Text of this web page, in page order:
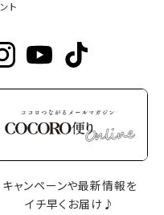
ト
キャンペーンや最新情報を
イチ早くお届け♪